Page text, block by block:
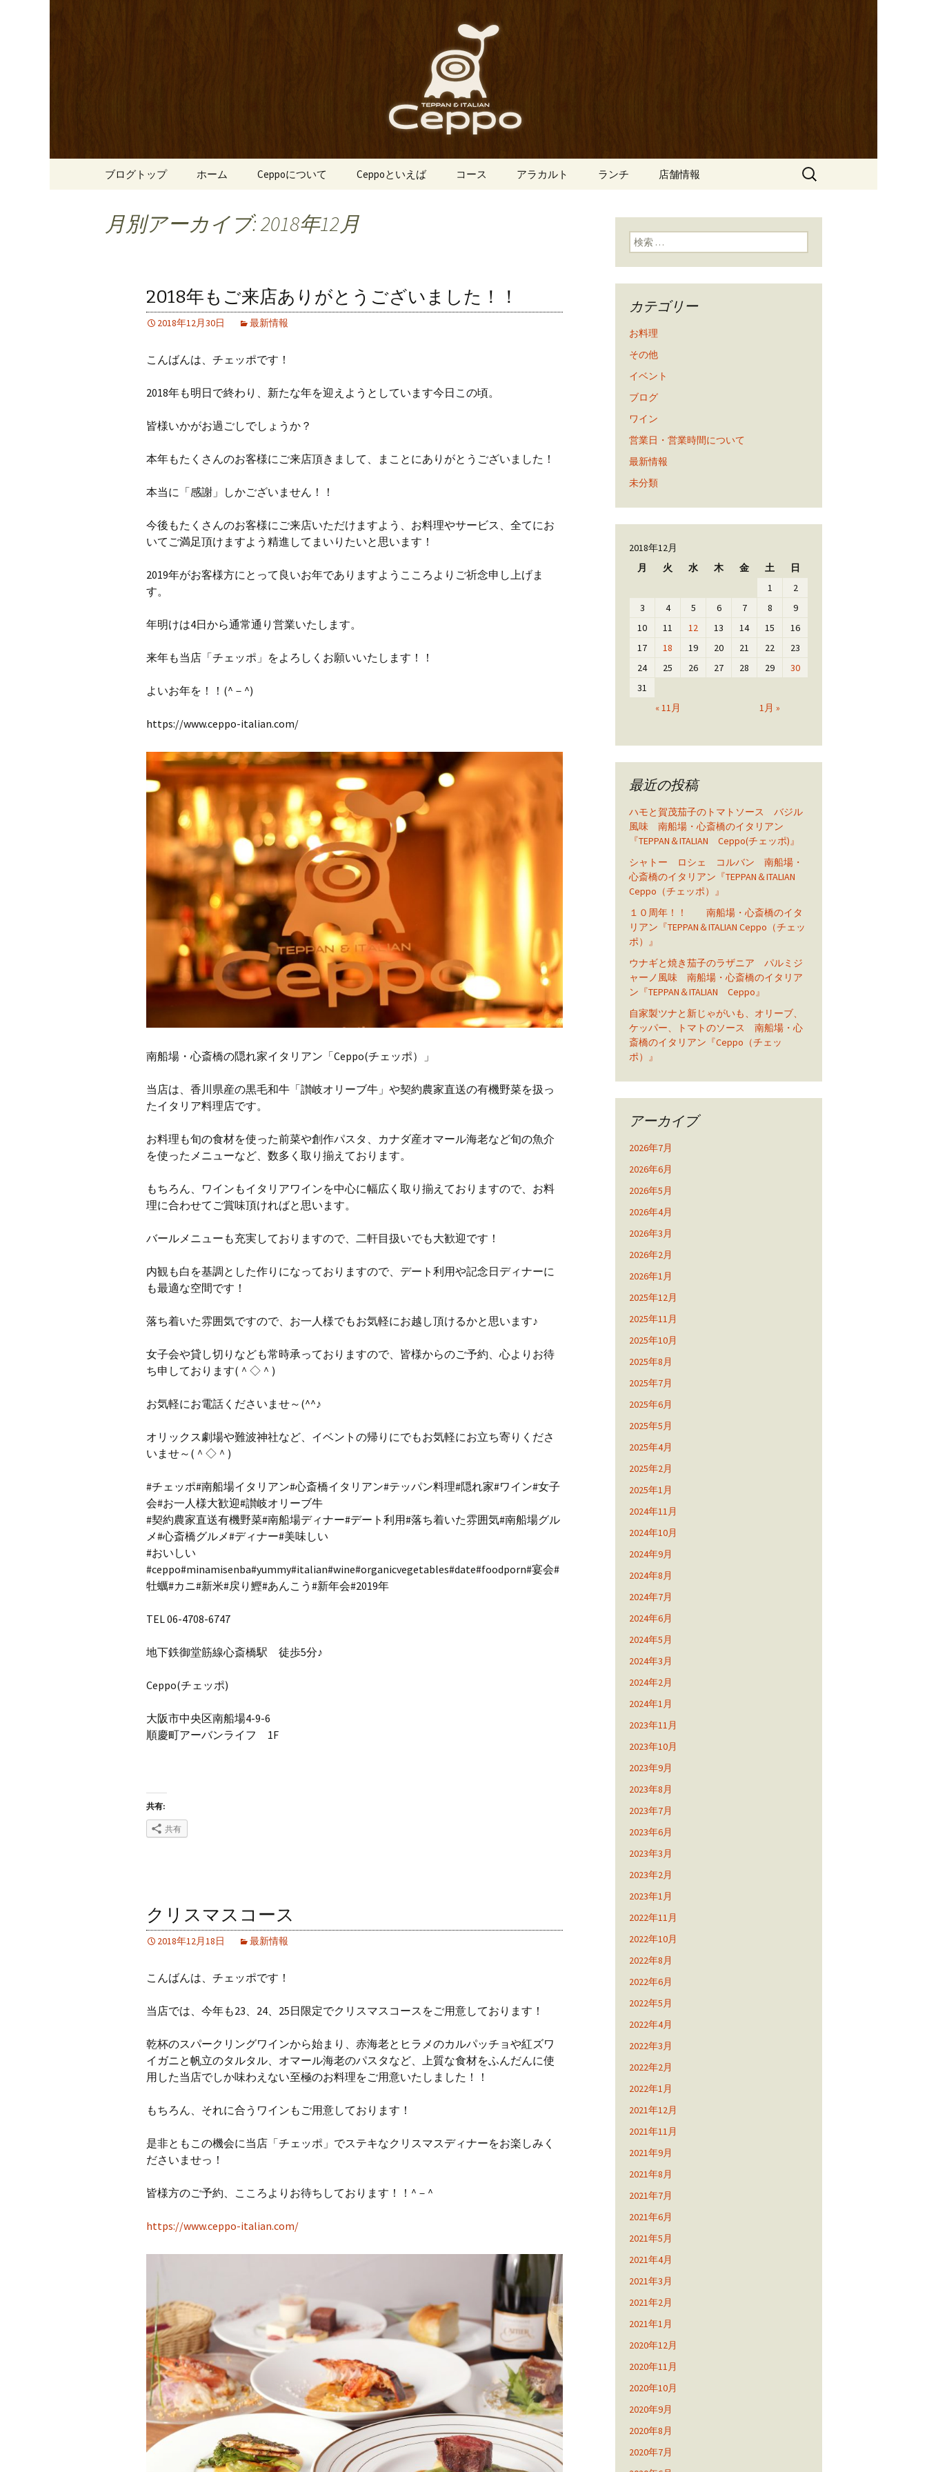
南船場・心斎橋のイタリアン
「Ceppo（チェッポ）」の公式ブログ
リーブ牛のステーキのほか、バルメニューも豊富にご用意。デートにも一人飲みのお客様にもぴった
コンテンツへ移動
ブログトップ ホーム Ceppoについて Ceppoといえば コース アラカルト ランチ 店舗情報
検
月別アーカイブ: 2018年12月
2018年もご来店ありがとうございました！！
2018年12月30日 最新情報
こんばんは、チェッポです！
2018年も明日で終わり、新たな年を迎えようとしています今日この頃。
皆様いかがお過ごしでしょうか？
本年もたくさんのお客様にご来店頂きまして、まことにありがとうございました！
本当に「感謝」しかございません！！
今後もたくさんのお客様にご来店いただけますよう、お料理やサービス、全てにお
いてご満足頂けますよう精進してまいりたいと思います！
2019年がお客様方にとって良いお年でありますようこころよりご祈念申し上げま
す。
年明けは4日から通常通り営業いたします。
来年も当店「チェッポ」をよろしくお願いいたします！！
よいお年を！！(^－^)
https://www.ceppo-italian.com/
南船場・心斎橋の隠れ家イタリアン「Ceppo(チェッポ）」
当店は、香川県産の黒毛和牛「讃岐オリーブ牛」や契約農家直送の有機野菜を扱っ
たイタリア料理店です。
お料理も旬の食材を使った前菜や創作パスタ、カナダ産オマール海老など旬の魚介
を使ったメニューなど、数多く取り揃えております。
もちろん、ワインもイタリアワインを中心に幅広く取り揃えておりますので、お料
理に合わせてご賞味頂ければと思います。
バールメニューも充実しておりますので、二軒目扱いでも大歓迎です！
内観も白を基調とした作りになっておりますので、デート利用や記念日ディナーに
も最適な空間です！
落ち着いた雰囲気ですので、お一人様でもお気軽にお越し頂けるかと思います♪
女子会や貸し切りなども常時承っておりますので、皆様からのご予約、心よりお待
ち申しております(＾◇＾)
お気軽にお電話くださいませ～(^^♪
オリックス劇場や難波神社など、イベントの帰りにでもお気軽にお立ち寄りくださ
いませ～(＾◇＾)
#チェッポ#南船場イタリアン#心斎橋イタリアン#テッパン料理#隠れ家#ワイン#女子
会#お一人様大歓迎#讃岐オリーブ牛
#契約農家直送有機野菜#南船場ディナー#デート利用#落ち着いた雰囲気#南船場グル
メ#心斎橋グルメ#ディナー#美味しい
#おいしい
#ceppo#minamisenba#yummy#italian#wine#organicvegetables#date#foodporn#宴会#
牡蠣#カニ#新米#戻り鰹#あんこう#新年会#2019年
TEL 06-4708-6747
地下鉄御堂筋線心斎橋駅 徒歩5分♪
Ceppo(チェッポ)
大阪市中央区南船場4-9-6
順慶町アーバンライフ 1F
共有:
共有
クリスマスコース
2018年12月18日 最新情報
こんばんは、チェッポです！
当店では、今年も23、24、25日限定でクリスマスコースをご用意しております！
乾杯のスパークリングワインから始まり、赤海老とヒラメのカルパッチョや紅ズワ
イガニと帆立のタルタル、オマール海老のパスタなど、上質な食材をふんだんに使
用した当店でしか味わえない至極のお料理をご用意いたしました！！
もちろん、それに合うワインもご用意しております！
是非ともこの機会に当店「チェッポ」でステキなクリスマスディナーをお楽しみく
ださいませっ！
皆様方のご予約、こころよりお待ちしております！！^－^
https://www.ceppo-italian.com/
検索:
カテゴリー
お料理
その他
イベント
ブログ
ワイン
営業日・営業時間について
最新情報
未分類
2018年12月
月
火 水 木 金 土 日
« 11月 1月 »
1
2
3
4 5 6 7 8
9
10
11 12 13 14 15
16
17
18 19 20 21 22
23
24
25 26 27 28 29
30
31
最近の投稿
ハモと賀茂茄子のトマトソース バジル
風味 南船場・心斎橋のイタリアン
『TEPPAN＆ITALIAN Ceppo(チェッポ)』
シャトー ロシェ コルバン 南船場・
心斎橋のイタリアン『TEPPAN＆ITALIAN
Ceppo（チェッポ）』
１０周年！！ 南船場・心斎橋のイタ
リアン『TEPPAN＆ITALIAN Ceppo（チェッ
ポ）』
ウナギと焼き茄子のラザニア パルミジ
ャーノ風味 南船場・心斎橋のイタリア
ン『TEPPAN＆ITALIAN Ceppo』
自家製ツナと新じゃがいも、オリーブ、
ケッパー、トマトのソース 南船場・心
斎橋のイタリアン『Ceppo（チェッ
ポ）』
アーカイブ
2026年7月
2026年6月
2026年5月
2026年4月
2026年3月
2026年2月
2026年1月
2025年12月
2025年11月
2025年10月
2025年8月
2025年7月
2025年6月
2025年5月
2025年4月
2025年2月
2025年1月
2024年11月
2024年10月
2024年9月
2024年8月
2024年7月
2024年6月
2024年5月
2024年3月
2024年2月
2024年1月
2023年11月
2023年10月
2023年9月
2023年8月
2023年7月
2023年6月
2023年3月
2023年2月
2023年1月
2022年11月
2022年10月
2022年8月
2022年6月
2022年5月
2022年4月
2022年3月
2022年2月
2022年1月
2021年12月
2021年11月
2021年9月
2021年8月
2021年7月
2021年6月
2021年5月
2021年4月
2021年3月
2021年2月
2021年1月
2020年12月
2020年11月
2020年10月
2020年9月
2020年8月
2020年7月